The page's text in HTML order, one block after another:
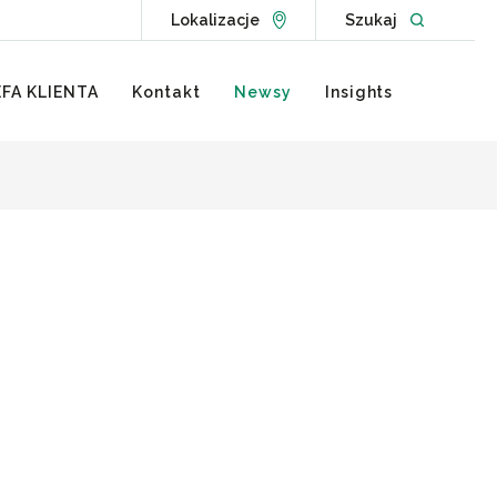
LokalizacjeGo to Locations page
Szukaj Open
KLIENTA Kontakt Newsy Insights